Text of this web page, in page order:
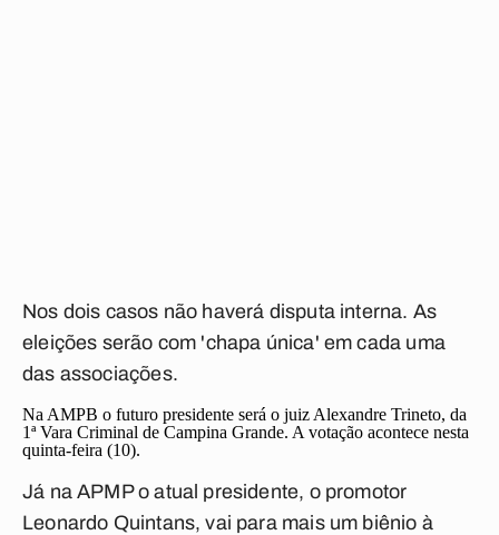
Nos dois casos não haverá disputa interna. As
eleições serão com 'chapa única' em cada uma
das associações.
Na AMPB o futuro presidente será o juiz Alexandre Trineto, da
1ª Vara Criminal de Campina Grande. A votação acontece nesta
quinta-feira (10).
Já na APMP o atual presidente, o promotor
Leonardo Quintans, vai para mais um biênio à